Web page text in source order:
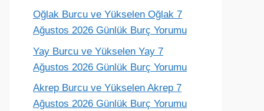
Oğlak Burcu ve Yükselen Oğlak 7
Ağustos 2026 Günlük Burç Yorumu
Yay Burcu ve Yükselen Yay 7
Ağustos 2026 Günlük Burç Yorumu
Akrep Burcu ve Yükselen Akrep 7
Ağustos 2026 Günlük Burç Yorumu